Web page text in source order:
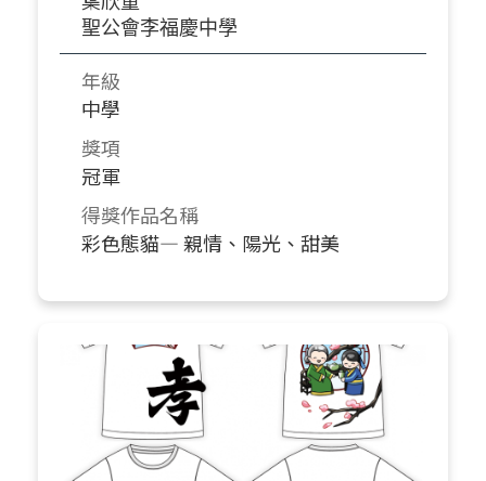
聖公會李福慶中學
年級
中學
獎項
冠軍
得獎作品名稱
彩色態貓— 親情、陽光、甜美